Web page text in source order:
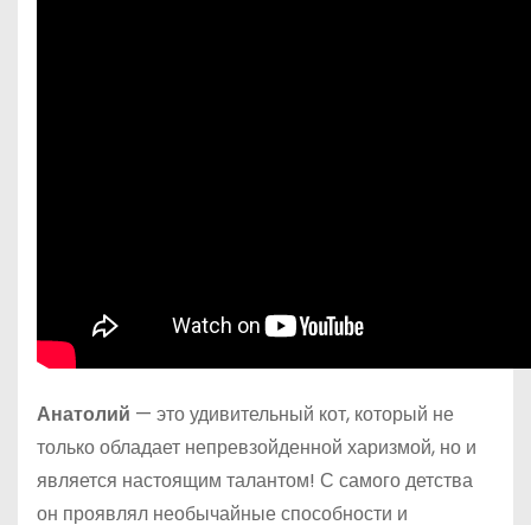
Анатолий — это удивительный кот, который не
только обладает непревзойденной харизмой, но и
является настоящим талантом! С самого детства
он проявлял необычайные способности и